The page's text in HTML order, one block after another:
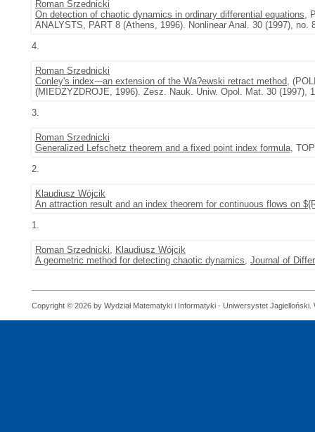
Roman Srzednicki
On detection of chaotic dynamics in ordinary differential equations,
ANALYSTS, PART 8 (Athens, 1996). Nonlinear Anal. 30 (1997), no.
4.
Roman Srzednicki
Conley's index---an extension of the Wa?ewski retract method,
(MIEDZYZDROJE, 1996). Zesz. Nauk. Uniw. Opol. Mat. 30 (1997),
3.
Roman Srzednicki
Generalized Lefschetz theorem and a fixed point index formula,
2.
Klaudiusz Wójcik
An attraction result and an index theorem for continuous flows on
1.
Roman Srzednicki, Klaudiusz Wójcik
A geometric method for detecting chaotic dynamics, Journal of
Copyright © 2026 by Wydział Matematyki i Informatyki - Uniwersystet